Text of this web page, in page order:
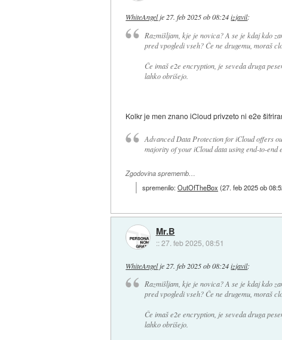
WhiteAngelje27. feb 2025 ob 08:24 izjavil:
Razmišljam, kje je novica? A se je kdaj kdo
pred vpogledi vseh? Če ne drugemu, moraš
Če imaš e2e encryption, je seveda druga
lahko obrišejo.
Kolkr je men znano iCloud privzeto ni e2e
Advanced Data Protection for iCloud offers
majority of your iCloud data using end-to-end
Zgodovina sprememb…
spremenilo:OutOfTheBox (27. feb 2025 ob
Mr.B
::27. feb 2025, 08:51
WhiteAngelje 27. feb 2025 ob 08:24 izjavil:
Razmišljam, kje je novica? A se je kdaj kdo
pred vpogledi vseh? Če ne drugemu, moraš
Če imaš e2e encryption, je seveda druga
lahko obrišejo.